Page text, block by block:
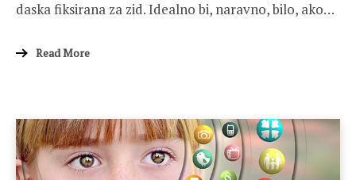
daska fiksirana za zid. Idealno bi, naravno, bilo, ako…
Read More